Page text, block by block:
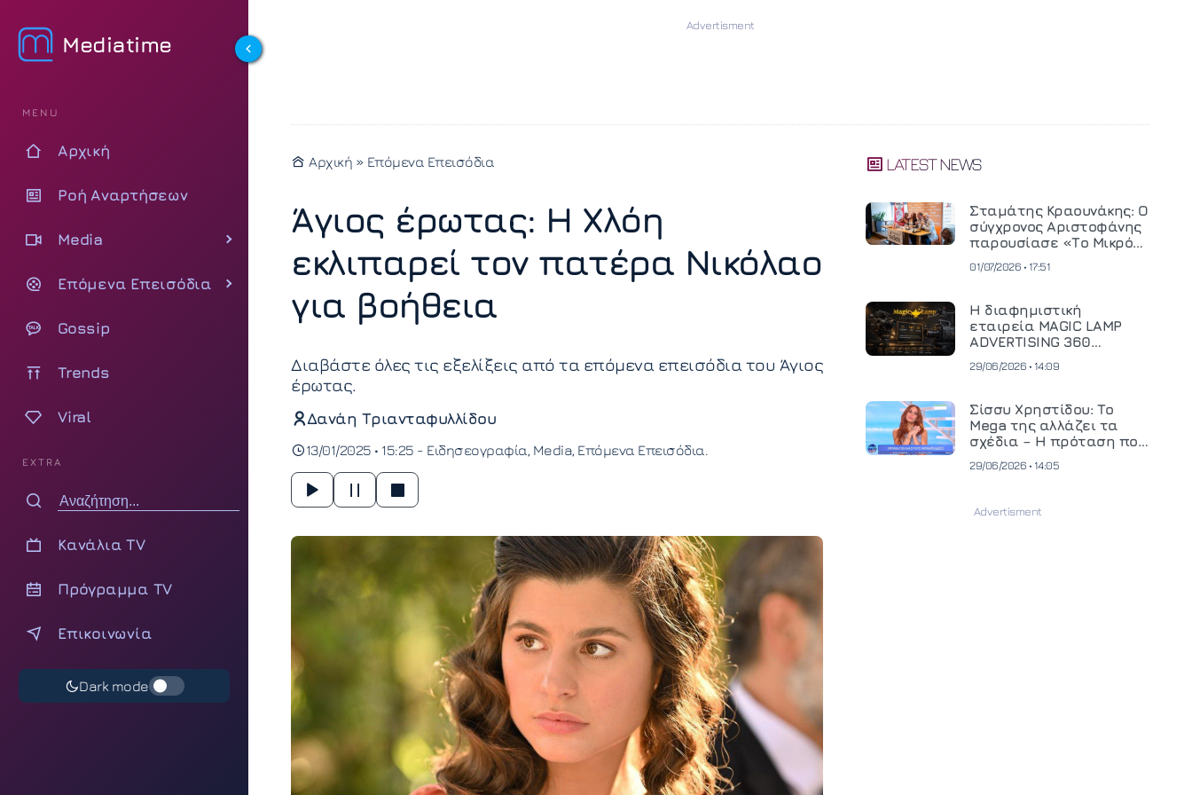
Mediatime
MENU
Αρχική
Ροή Αναρτήσεων
Media
Επόμενα Επεισόδια
Gossip
Trends
Viral
EXTRA
Κανάλια TV
Πρόγραμμα TV
Επικοινωνία
Dark mode
Αρχική » Επόμενα Επεισόδια
Άγιος έρωτας: Η Χλόη
εκλιπαρεί τον πατέρα Νικόλαο
για βοήθεια
Διαβάστε όλες τις εξελίξεις από τα επόμενα επεισόδια του Άγιος
έρωτας.
Δανάη Τριανταφυλλίδου
13/01/2025 • 15:25 - Ειδησεογραφία Media Επόμενα Επεισόδια
LATEST NEWS
Σταμάτης Κραουνάκης: Ο
σύγχρονος Αριστοφάνης
παρουσίασε «Το Μικρό
01/07/2026 • 17:51
Η διαφημιστική
εταιρεία MAGIC LAMP
ADVERTISING 360
κινηματογραφική
και ανεβάζει τον πήχη
στην παραγωγή
οπτικοακουστικού
περιεχομένου
29/06/2026 • 14:09
Σίσσυ Χρηστίδου: Το
Mega της αλλάζει τα
σχέδια – Η πρόταση που
29/06/2026 • 14:05